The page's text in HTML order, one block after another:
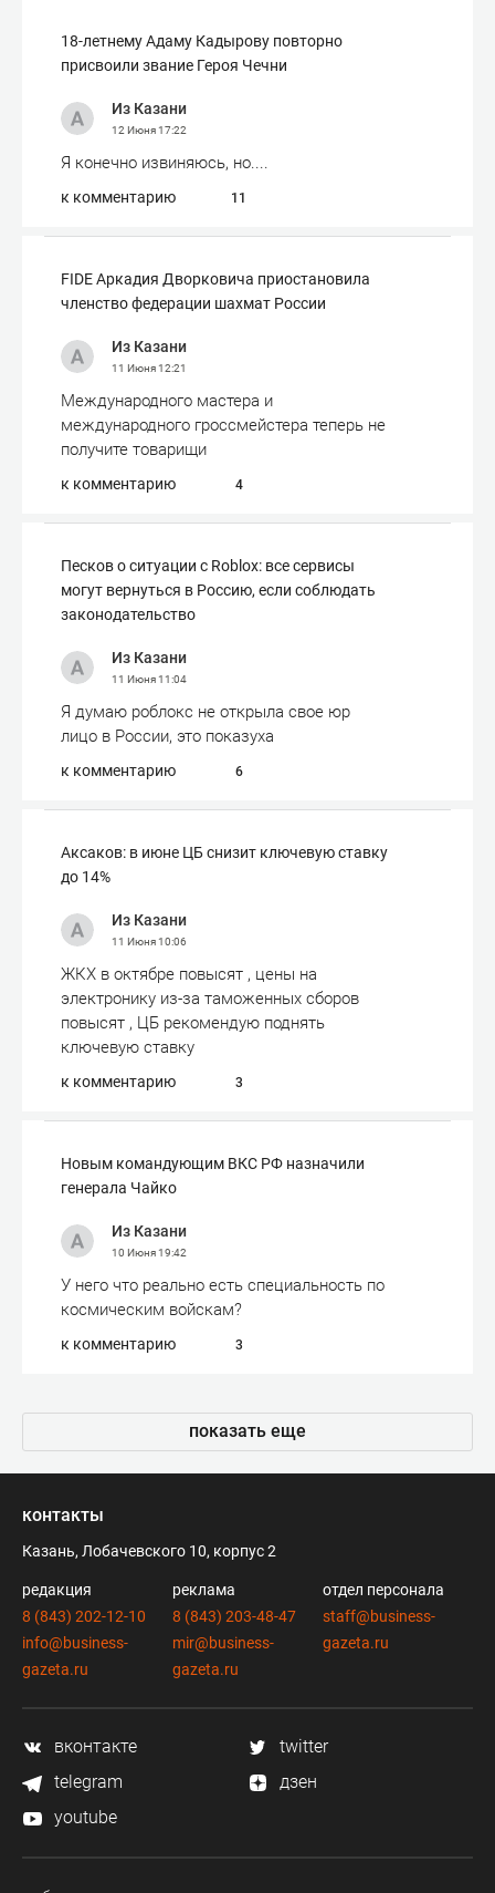
18-летнему Адаму Кадырову повторно
присвоили звание Героя Чечни
Из Казани
12 Июня17:22
Я конечно извиняюсь, но....
к комментарию 11
FIDE Аркадия Дворковича приостановила
членство федерации шахмат России
Из Казани
11 Июня12:21
Международного мастера и
международного гроссмейстера теперь не
получите товарищи
к комментарию 4
Песков о ситуации с Roblox: все сервисы
могут вернуться в Россию, если соблюдать
законодательство
Из Казани
11 Июня11:04
Я думаю роблокс не открыла свое юр
лицо в России, это показуха
к комментарию 6
Аксаков: в июне ЦБ снизит ключевую ставку
до 14%
Из Казани
11 Июня10:06
ЖКХ в октябре повысят , цены на
электронику из-за таможенных сборов
повысят , ЦБ рекомендую поднять
ключевую ставку
к комментарию 3
Новым командующим ВКС РФ назначили
генерала Чайко
Из Казани
10 Июня19:42
У него что реально есть специальность по
космическим войскам?
к комментарию 3
показать еще
контакты
Казань, Лобачевского 10, корпус 2
редакция
8 (843) 202-12-10
info@business-
gazeta.ru
реклама
8 (843) 203-48-47
mir@business-
gazeta.ru
отдел персонала
staff@business-
gazeta.ru
вконтакте
twitter
telegram
дзен
youtube